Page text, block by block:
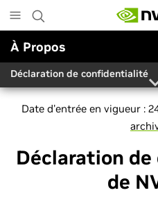
to
main
content
À Propos
Déclaration de confidentialité
Date d'entrée en vigueur :
Déclaration
de